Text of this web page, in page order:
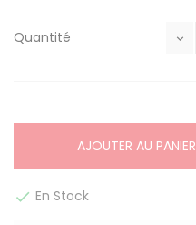
Quantité
AJOUTER AU PANIER
 En Stock